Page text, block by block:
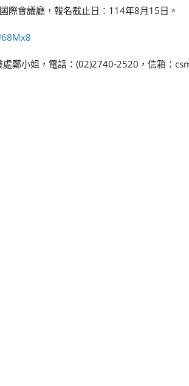
際會議廳，報名截止日：114年8月15日。
鄭小姐，電話：(02)2740-2520，信箱：